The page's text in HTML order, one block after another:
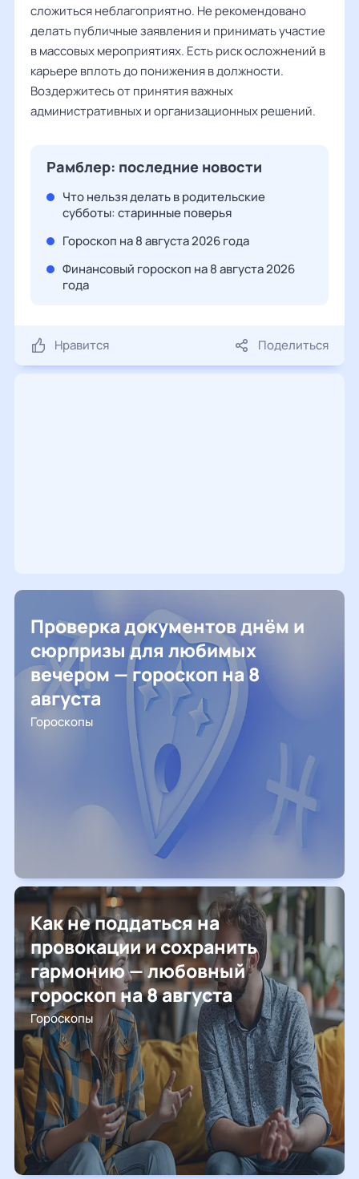
сложиться неблагоприятно. Не рекомендовано
делать публичные заявления и принимать участие
в массовых мероприятиях. Есть риск осложнений в
карьере вплоть до понижения в должности.
Воздержитесь от принятия важных
административных и организационных решений.
Рамблер: последние новости
Что нельзя делать в родительские
субботы: старинные поверья
Гороскоп на 8 августа 2026 года
Финансовый гороскоп на 8 августа 2026
года
Нравится Поделиться
Проверка документов днём и
сюрпризы для любимых
вечером — гороскоп на 8
августа
Гороскопы
Как не поддаться на
провокации и сохранить
гармонию — любовный
гороскоп на 8 августа
Гороскопы